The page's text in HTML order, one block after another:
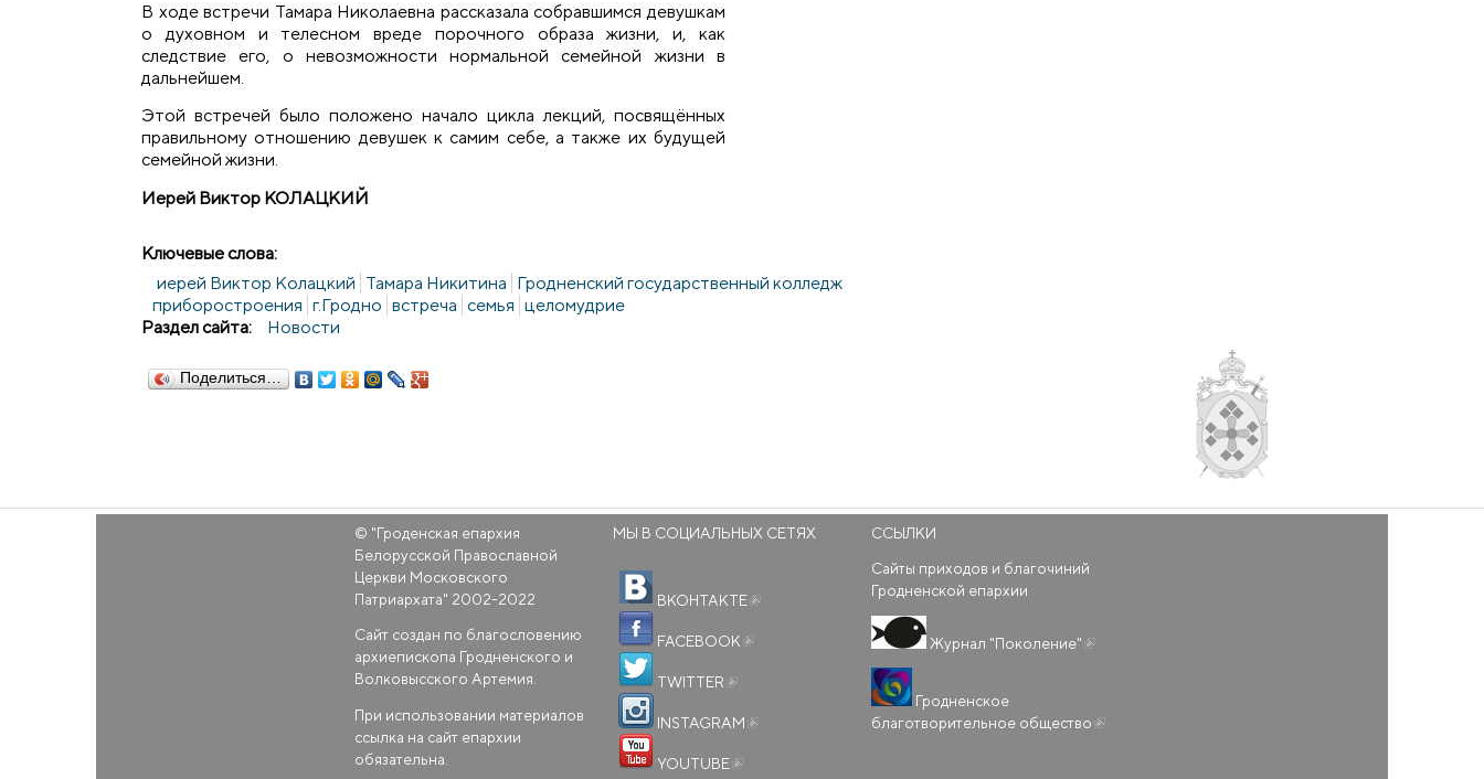
В ходе встречи Тамара Николаевна рассказала собравшимся девушкам
о духовном и телесном вреде порочного образа жизни, и, как
следствие его, о невозможности нормальной семейной жизни в
дальнейшем.
Этой встречей было положено начало цикла лекций, посвящённых
правильному отношению девушек к самим себе, а также их будущей
семейной жизни.
Иерей Виктор КОЛАЦКИЙ
Ключевые слова:
иерей Виктор Колацкий Тамара Никитина Гродненский государственный колледж
приборостроения г.Гродно встреча семья целомудрие
Раздел сайта:
Новости
Поделиться…
© "Гроденская епархия
Белорусской Православной
Церкви Московского
Патриархата" 2002-2022
Сайт создан по благословению
архиепископа Гродненского и
Волковысского Артемия.
При использовании материалов
ссылка на сайт епархии
обязательна.
МЫ В СОЦИАЛЬНЫХ СЕТЯХ
ВКОНТАКТЕ
(внешняя ссылка)
FACEBOOK
TWITTER
INSTAGRAM
(внешняя ссылка)
YOUTUBE
ССЫЛКИ
Сайты приходов и благочиний
Гродненской епархии
Журнал "Поколение"
Гродненское
благотворительное общество (внешняя ссылка)